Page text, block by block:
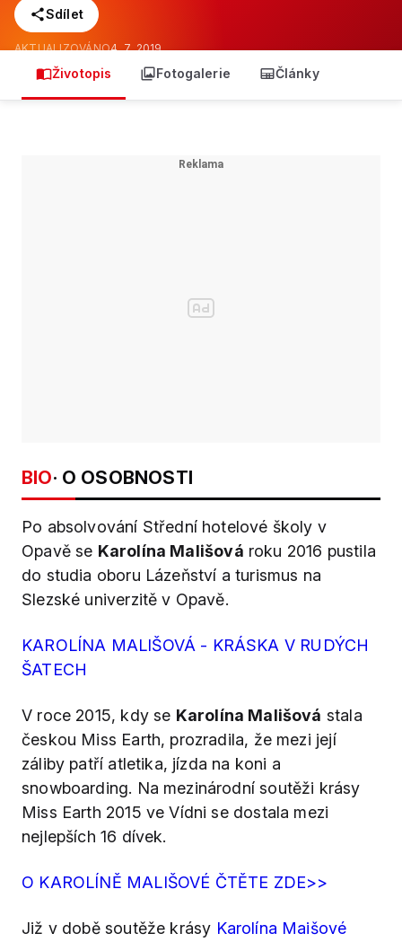
Sdílet
AKTUALIZOVÁNO4. 7. 2019
Životopis Fotogalerie Články
BIO· O OSOBNOSTI
Po absolvování Střední hotelové školy v
Opavě se Karolína Mališová roku 2016 pustila
do studia oboru Lázeňství a turismus na
Slezské univerzitě v Opavě.
KAROLÍNA MALIŠOVÁ - KRÁSKA V RUDÝCH
ŠATECH
V roce 2015, kdy se Karolína Mališová stala
českou Miss Earth, prozradila, že mezi její
záliby patří atletika, jízda na koni a
snowboarding. Na mezinárodní soutěži krásy
Miss Earth 2015 ve Vídni se dostala mezi
nejlepších 16 dívek.
O KAROLÍNĚ MALIŠOVÉ ČTĚTE ZDE>>
Již v době soutěže krásy Karolína Maišové